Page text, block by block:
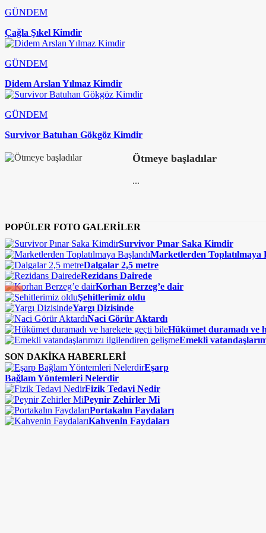
GÜNDEM
Çağla Şıkel Kimdir
GÜNDEM
Didem Arslan Yılmaz Kimdir
GÜNDEM
Survivor Batuhan Gökgöz Kimdir
Ötmeye başladılar
...
POPÜLER FOTO GALERİLER
Survivor Pınar Saka Kimdir
Marketlerden Toplatılmaya
Dalgalar 2,5 metre
Rezidans Dairede
Korhan Berzeg’e dair
Şehitlerimiz oldu
Yargı Dizisinde
Naci Görür Aktardı
Hükümet duramadı ve
Emekli
SON DAKİKA HABERLERİ
Eşarp
Bağlam Yöntemleri Nelerdir
Fizik Tedavi Nedir
Peynir Zehirler Mi
Portakalın Faydaları
Kahvenin Faydaları